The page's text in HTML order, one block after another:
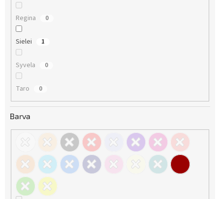
Regina 0
Sielei 1
Syvela 0
Taro 0
Barva